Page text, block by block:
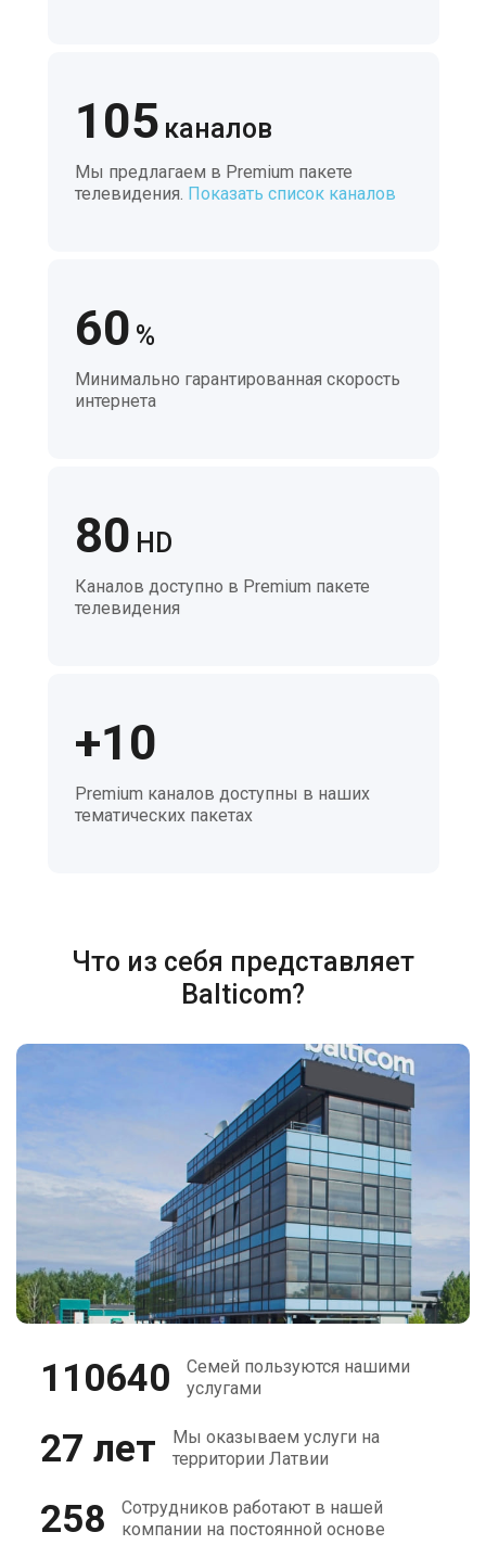
105 каналов
Мы предлагаем в Premium пакете
телевидения. Показать список каналов
60 %
Минимально гарантированная скорость
интернета
80 HD
Каналов доступно в Premium пакете
телевидения
+10
Premium каналов доступны в наших
тематических пакетах
Что из себя представляет
Balticom?
110640
Семей пользуются нашими
услугами
27 лет
Мы оказываем услуги на
территории Латвии
258
Сотрудников работают в нашей
компании на постоянной основе